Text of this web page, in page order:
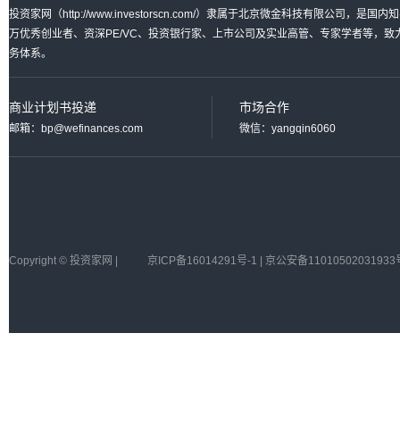
投资家网（http://www.investorscn.com/）隶属于北京微金科技有限公司，是国内
万优秀创业者、资深PE/VC、投资银行家、上市公司及实业高管、专家学者等，
务体系。
商业计划书投递
邮箱：bp@wefinances.com
市场合作
微信：yangqin6060
Copyright © 投资家网 | 京ICP备16014291号-1 | 京公安备11010502031933